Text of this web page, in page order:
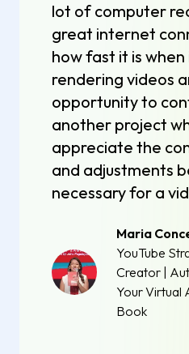
lot of computer
great internet
how fast it is
rendering videos
opportunity to
another project
appreciate the
and adjustments
necessary for a
Maria
YouTube
Creator |
Your Virtual
Book